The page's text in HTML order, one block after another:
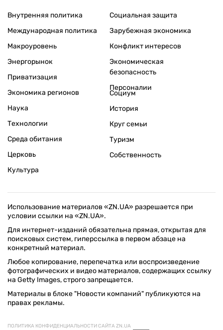
Внутренняя политика
Международная политика
Макроуровень
Энергорынок
Приватизация
Экономика регионов
Социальная защита
Зарубежная экономика
Конфликт интересов
Экономическая
безопасность
Персоналии
Наука
Технологии
Среда обитания
Церковь
Культура
Социум
История
Круг семьи
Туризм
Собственность
Использование материалов «ZN.UA» разрешается при
условии ссылки на «ZN.UA».
Для интернет-изданий обязательна прямая, открытая для
поисковых систем, гиперссылка в первом абзаце на
конкретный материал.
Любое копирование, перепечатка или воспроизведение
фотографических и видео материалов, содержащих ссылку
на Getty Images, строго запрещается.
Материалы в блоке "Новости компаний" публикуются на
правах рекламы.
ПОЛИТИКА КОНФИДЕНЦИАЛЬНОСТИ САЙТА ZN.UA